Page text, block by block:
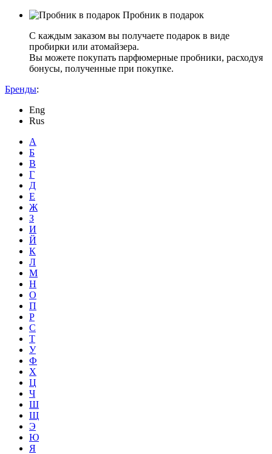
Пробник в подарок
С каждым заказом вы получаете подарок в виде
пробирки или атомайзера.
Вы можете покупать парфюмерные пробники, расходуя
бонусы, полученные при покупке.
Бренды:
Eng
Rus
А
Б
В
Г
Д
Е
Ж
З
И
Й
К
Л
М
Н
О
П
Р
С
Т
У
Ф
Х
Ц
Ч
Ш
Щ
Э
Ю
Я